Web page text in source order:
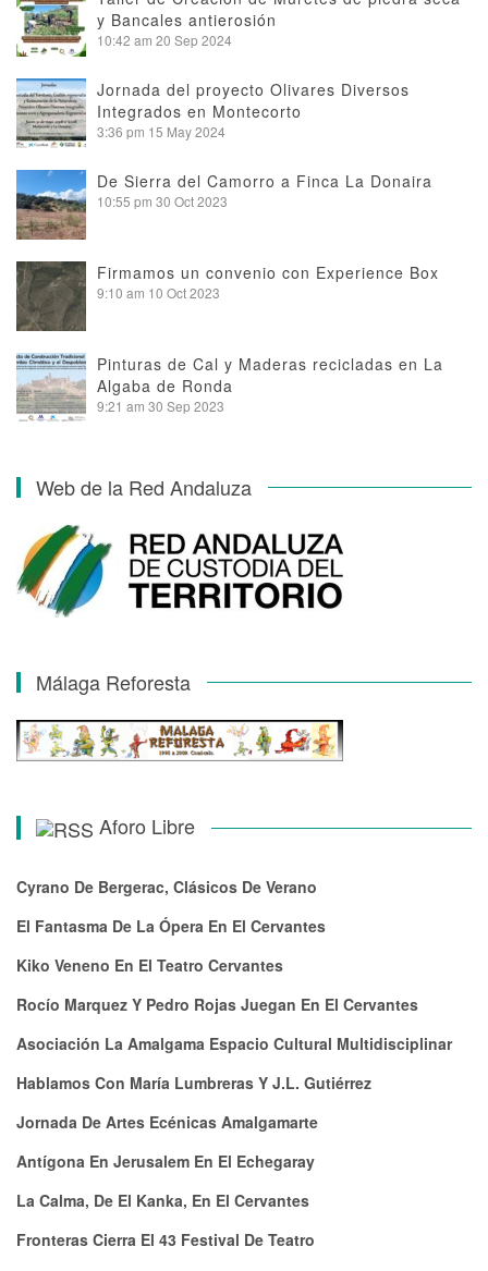
y Bancales antierosión
10:42 am 20 Sep 2024
Jornada del proyecto Olivares Diversos
Integrados en Montecorto
3:36 pm 15 May 2024
De Sierra del Camorro a Finca La Donaira
10:55 pm 30 Oct 2023
Firmamos un convenio con Experience Box
9:10 am 10 Oct 2023
Pinturas de Cal y Maderas recicladas en La
Algaba de Ronda
9:21 am 30 Sep 2023
Web de la Red Andaluza
Málaga Reforesta
Aforo Libre
Cyrano De Bergerac, Clásicos De Verano
El Fantasma De La Ópera En El Cervantes
Kiko Veneno En El Teatro Cervantes
Rocío Marquez Y Pedro Rojas Juegan En El Cervantes
Asociación La Amalgama Espacio Cultural Multidisciplinar
Hablamos Con María Lumbreras Y J.L. Gutiérrez
Jornada De Artes Ecénicas Amalgamarte
Antígona En Jerusalem En El Echegaray
La Calma, De El Kanka, En El Cervantes
Fronteras Cierra El 43 Festival De Teatro